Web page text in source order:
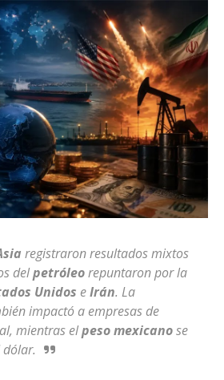
registraron resultados mixtos
delpetróleorepuntaron por la
Unidos eIrán. La
impactó a empresas de
mientras elpeso mexicanose